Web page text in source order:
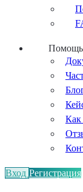
Помощь
Как
Вход Регистрация